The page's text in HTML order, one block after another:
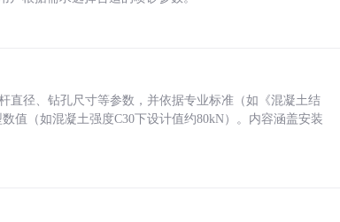
直径、钻孔尺寸等参数，并依据专业标准（如《混凝土结
值（如混凝土强度C30下设计值约80kN）。内容涵盖安装